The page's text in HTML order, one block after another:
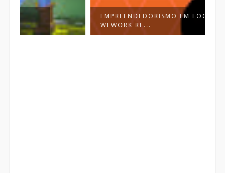
EMPREENDEDORISMO EM FOCO:
WEWORK RE...